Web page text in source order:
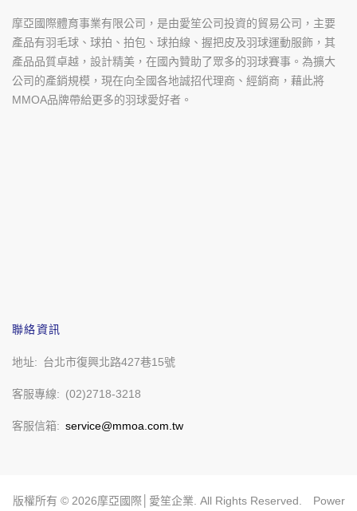
摩亞國際體育事業有限公司，是由愛笙公司投資的貿易公司，主要
產品有羽毛球、球拍、拍包、球拍線、握把皮及羽球運動服飾，其
產品品質卓越，設計精美，在國內贊助了眾多的羽球賽事。為擴大
公司的產銷規模，現在向全國各地誠招代理商、經銷商，藉此將
MMOA品牌帶給更多的羽球愛好者。
聯絡資訊
地址 台北市復興北路427巷15號
客服專線 (02)2718-3218
客服信箱 service@mmoa.com.tw
版權所有 © 2026摩亞國際│愛笙企業. All Rights Reserved. Power